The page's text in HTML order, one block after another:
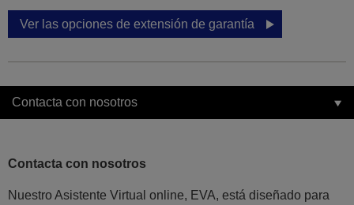
Ver las opciones de extensión de garantía
Contacta con nosotros
Contacta con nosotros
Nuestro Asistente Virtual online, EVA, está diseñado para